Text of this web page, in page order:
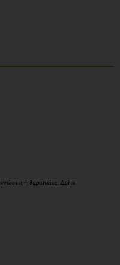
ή θεραπείες. Δείτε